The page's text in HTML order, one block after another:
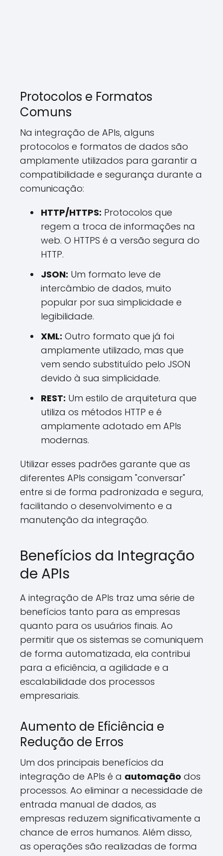
Protocolos e Formatos
Comuns
Na integração de APIs, alguns
protocolos e formatos de dados são
amplamente utilizados para garantir a
compatibilidade e segurança durante a
comunicação:
HTTP/HTTPS: Protocolos que
regem a troca de informações na
web. O HTTPS é a versão segura do
HTTP.
JSON: Um formato leve de
intercâmbio de dados, muito
popular por sua simplicidade e
legibilidade.
XML: Outro formato que já foi
amplamente utilizado, mas que
vem sendo substituído pelo JSON
devido à sua simplicidade.
REST: Um estilo de arquitetura que
utiliza os métodos HTTP e é
amplamente adotado em APIs
modernas.
Utilizar esses padrões garante que as
diferentes APIs consigam "conversar"
entre si de forma padronizada e segura,
facilitando o desenvolvimento e a
manutenção da integração.
Benefícios da Integração
de APIs
A integração de APIs traz uma série de
benefícios tanto para as empresas
quanto para os usuários finais. Ao
permitir que os sistemas se comuniquem
de forma automatizada, ela contribui
para a eficiência, a agilidade e a
escalabilidade dos processos
empresariais.
Aumento de Eficiência e
Redução de Erros
Um dos principais benefícios da
integração de APIs é a automação dos
processos. Ao eliminar a necessidade de
entrada manual de dados, as
empresas reduzem significativamente a
chance de erros humanos. Além disso,
as operações são realizadas de forma